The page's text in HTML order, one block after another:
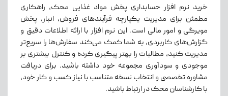
خرید نرم افزار حسابداری پخش مواد غذایی محک، راهکاری
مطمئن برای مدیریت یکپارچه فرآیندهای فروش، انبار، پخش
مویرگی و امور مالی است. این نرم افزار با ارائه اطلاعات دقیق و
گزارش‌های کاربردی، به شما کمک می‌کند سفارش‌ها را سریع‌تر
مدیریت کنید، مطالبات را بهتر پیگیری کرده و کنترل بیشتری بر
موجودی و سودآوری مجموعه خود داشته باشید. برای دریافت
مشاوره تخصصی و انتخاب نسخه متناسب با نیاز کسب‌ و کار خود،
با کارشناسان محک در ارتباط باشید.